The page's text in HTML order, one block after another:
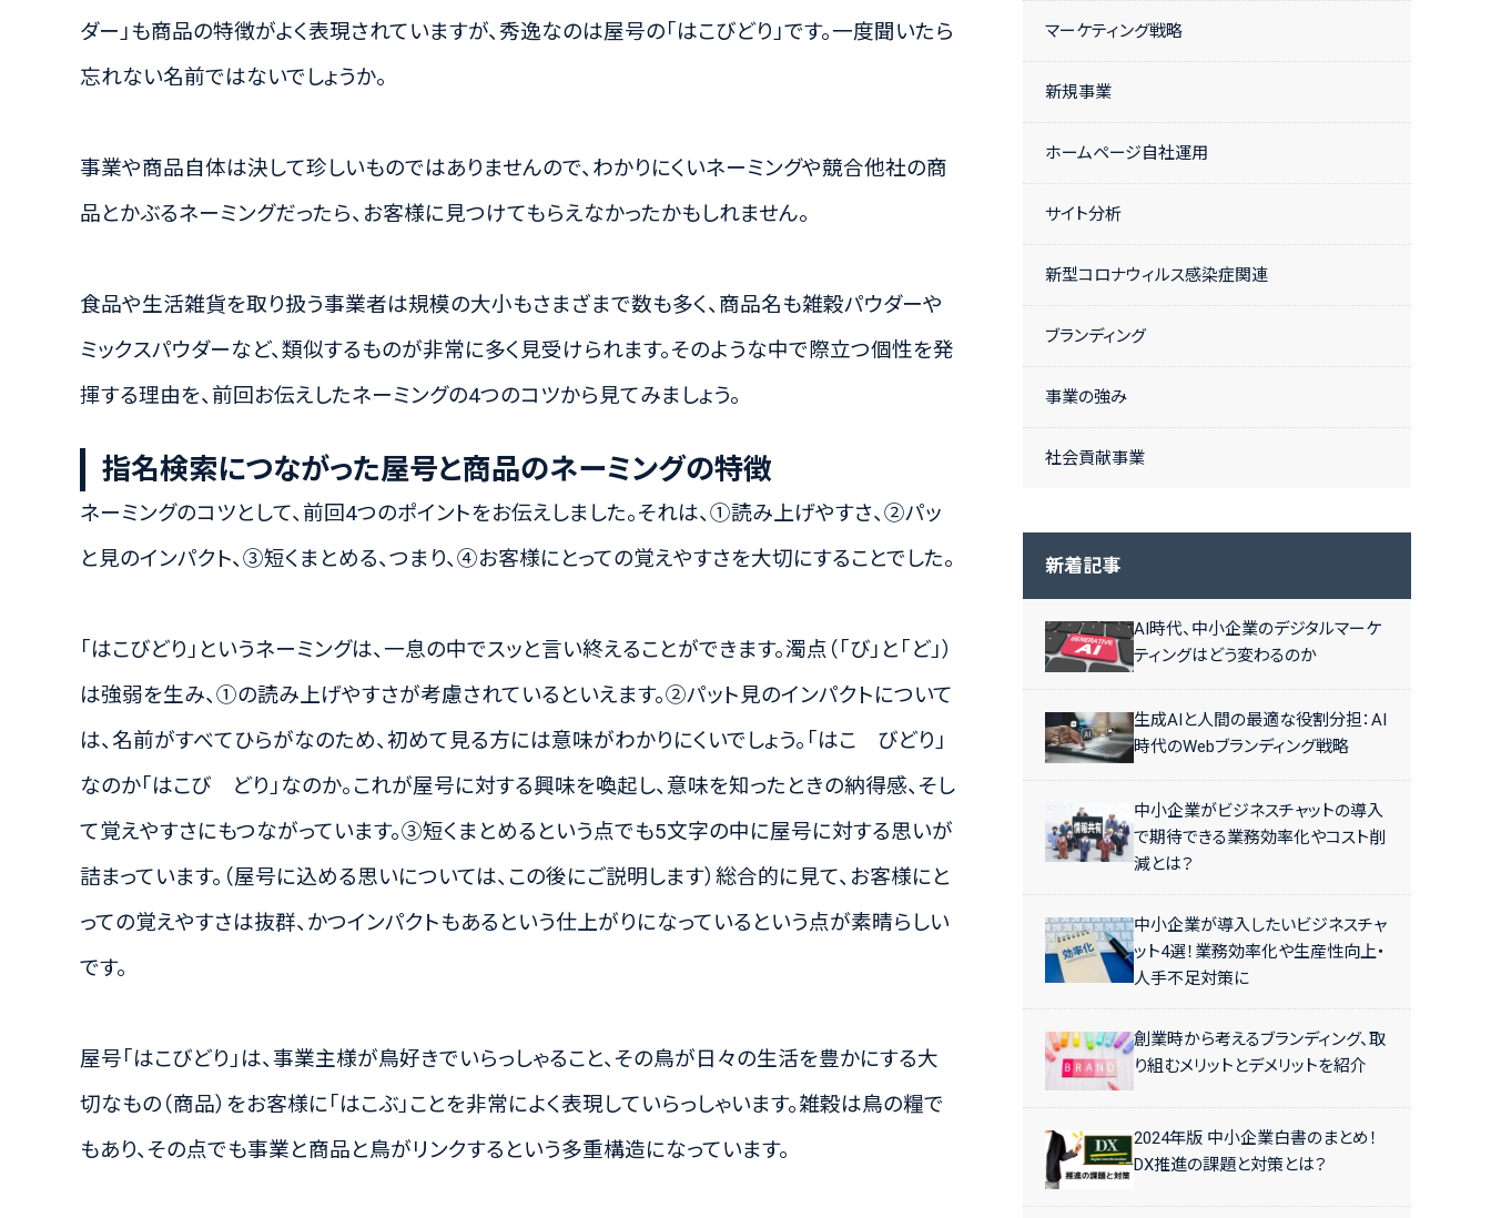
ダー」も商品の特徴がよく表現されていますが、秀逸なのは屋号の「はこびどり」です。一度聞いたら
忘れない名前ではないでしょうか。
事業や商品自体は決して珍しいものではありませんので、わかりにくいネーミングや競合他社の商
品とかぶるネーミングだったら、お客様に見つけてもらえなかったかもしれません。
食品や生活雑貨を取り扱う事業者は規模の大小もさまざまで数も多く、商品名も雑穀パウダーや
ミックスパウダーなど、類似するものが非常に多く見受けられます。そのような中で際立つ個性を発
揮する理由を、前回お伝えしたネーミングの4つのコツから見てみましょう。
指名検索につながった屋号と商品のネーミングの特徴
ネーミングのコツとして、前回4つのポイントをお伝えしました。それは、①読み上げやすさ、②パッ
と見のインパクト、③短くまとめる、つまり、④お客様にとっての覚えやすさを大切にすることでした。
「はこびどり」というネーミングは、一息の中でスッと言い終えることができます。濁点（「び」と「ど」）
は強弱を生み、①の読み上げやすさが考慮されているといえます。②パット見のインパクトについて
は、名前がすべてひらがなのため、初めて見る方には意味がわかりにくいでしょう。「はこ びどり」
なのか「はこび どり」なのか。これが屋号に対する興味を喚起し、意味を知ったときの納得感、そし
て覚えやすさにもつながっています。③短くまとめるという点でも5文字の中に屋号に対する思いが
詰まっています。（屋号に込める思いについては、この後にご説明します）総合的に見て、お客様にと
っての覚えやすさは抜群、かつインパクトもあるという仕上がりになっているという点が素晴らしい
です。
屋号「はこびどり」は、事業主様が鳥好きでいらっしゃること、その鳥が日々の生活を豊かにする大
切なもの（商品）をお客様に「はこぶ」ことを非常によく表現していらっしゃいます。雑穀は鳥の糧で
もあり、その点でも事業と商品と鳥がリンクするという多重構造になっています。
マーケティング戦略
新規事業
ホームページ自社運用
サイト分析
新型コロナウィルス感染症関連
ブランディング
事業の強み
社会貢献事業
新着記事
AI時代、中小企業のデジタルマーケ
ティングはどう変わるのか
生成AIと人間の最適な役割分担：AI
時代のWebブランディング戦略
中小企業がビジネスチャットの導入
で期待できる業務効率化やコスト削
減とは？
中小企業が導入したいビジネスチャ
ット4選！業務効率化や生産性向上・
人手不足対策に
創業時から考えるブランディング、取
り組むメリットとデメリットを紹介
2024年版 中小企業白書のまとめ！
DX推進の課題と対策とは？